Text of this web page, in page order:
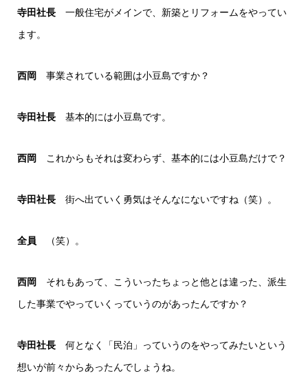
寺田社長 一般住宅がメインで、新築とリフォームをやってい
ます。
西岡 事業されている範囲は小豆島ですか？
寺田社長 基本的には小豆島です。
西岡 これからもそれは変わらず、基本的には小豆島だけで？
寺田社長 街へ出ていく勇気はそんなにないですね（笑）。
全員 （笑）。
西岡
それもあって、こういったちょっと他とは違った、派生
した事業でやっていくっていうのがあったんですか？
寺田社長 何となく「民泊」っていうのをやってみたいという
想いが前々からあったんでしょうね。